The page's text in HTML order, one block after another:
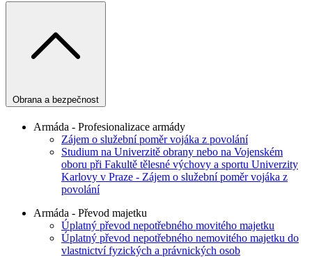
Obrana a bezpečnost
Armáda - Profesionalizace armády
Zájem o služební poměr vojáka z povolání
Studium na Univerzitě obrany nebo na Vojenském
oboru při Fakultě tělesné výchovy a sportu Univerzity
Karlovy v Praze - Zájem o služební poměr vojáka z
povolání
Armáda - Převod majetku
Úplatný převod nepotřebného movitého majetku
Úplatný převod nepotřebného nemovitého majetku do
vlastnictví fyzických a právnických osob